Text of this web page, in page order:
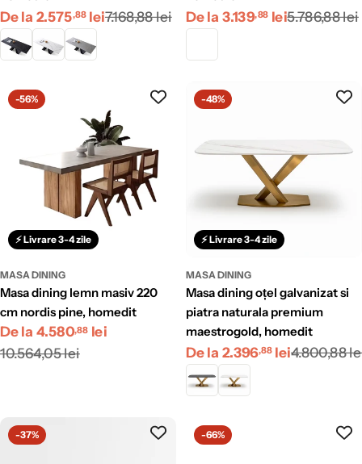
Preț
redus
De la 2.575,88lei
Preț
obișnuit
7.168,88 lei
Preț
redus
De la 3.139,88 lei
Preț
obișnuit
5.786,88 lei
⚡ Livrare 3-4 zile
-56%
MASA DINING
masa dining lemn masiv 220
cm nordis pine, homedit
Preț
redus
De la 4.580,88 lei
Preț
obișnuit
10.564,05 lei
⚡ Livrare 3-4 zile
-48%
MASA DINING
masa dining oțel galvanizat si
piatra naturala premium
maestrogold, homedit
Preț
redus
De la 2.396,88lei
Preț
obișnuit
4.800,88
-37% -66%